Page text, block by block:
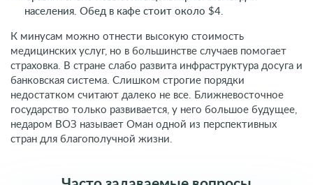
населения. Обед в кафе стоит около $4.
К минусам можно отнести высокую стоимость
медицинских услуг, но в большинстве случаев помогает
страховка. В стране слабо развита инфраструктура досуга и
банковская система. Слишком строгие порядки
недостатком считают далеко не все. Ближневосточное
государство только развивается, у него большое будущее,
недаром ВОЗ называет Оман одной из перспективных
стран для благополучной жизни.